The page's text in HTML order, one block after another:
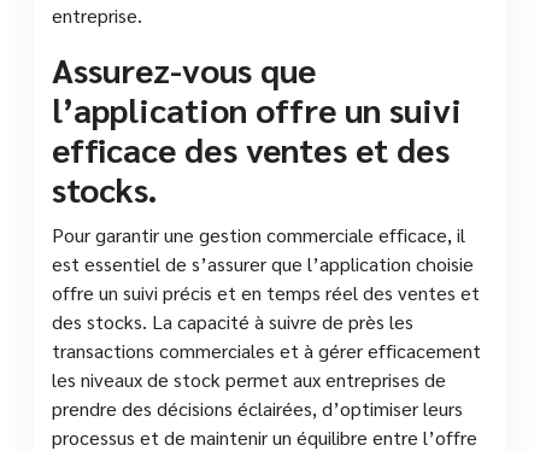
entreprise.
Assurez-vous que
l’application offre un suivi
efficace des ventes et des
stocks.
Pour garantir une gestion commerciale efficace, il
est essentiel de s’assurer que l’application choisie
offre un suivi précis et en temps réel des ventes et
des stocks. La capacité à suivre de près les
transactions commerciales et à gérer efficacement
les niveaux de stock permet aux entreprises de
prendre des décisions éclairées, d’optimiser leurs
processus et de maintenir un équilibre entre l’offre